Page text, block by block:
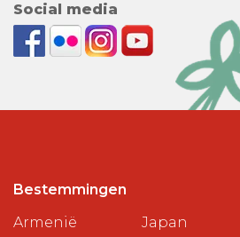
Social media
Bestemmingen
Armenië
Japan